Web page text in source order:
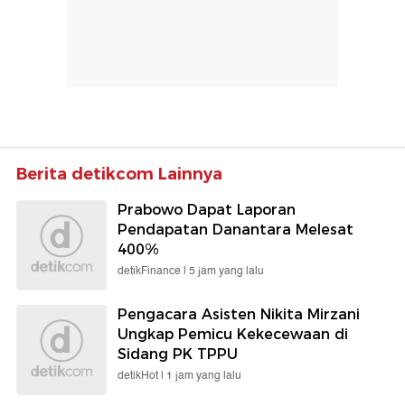
Berita detikcom Lainnya
Prabowo Dapat Laporan
Pendapatan Danantara Melesat
400%
detikFinance | 5 jam yang lalu
Pengacara Asisten Nikita Mirzani
Ungkap Pemicu Kekecewaan di
Sidang PK TPPU
detikHot | 1 jam yang lalu